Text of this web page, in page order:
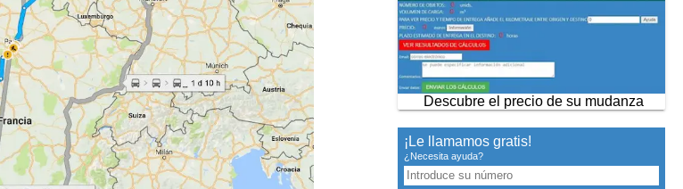
Descubre el precio de su mudanza
¡Le llamamos gratis!
¿Necesita ayuda?